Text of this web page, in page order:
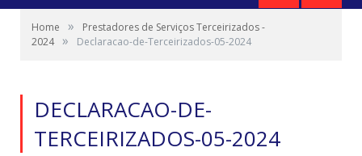
Home »
Prestadores de Serviços Terceirizados -
2024 » Declaracao-de-Terceirizados-05-2024
DECLARACAO-DE-
TERCEIRIZADOS-05-2024